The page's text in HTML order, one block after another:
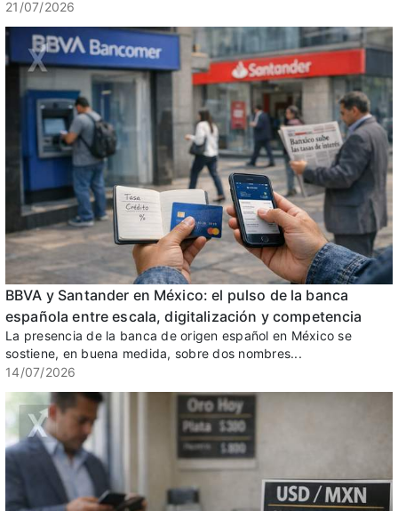
21/07/2026
BBVA y Santander en México: el pulso de la banca
española entre escala, digitalización y competencia
La presencia de la banca de origen español en México se
sostiene, en buena medida, sobre dos nombres...
14/07/2026